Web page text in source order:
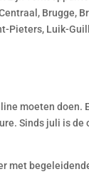
Brugge,
Pieters, Luik-
moeten doen.
Sinds juli is de
met